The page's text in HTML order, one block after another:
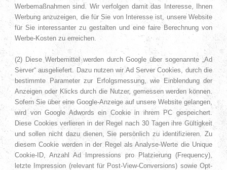
Werbemaßnahmen sind. Wir verfolgen damit das Interesse, Ihnen
Werbung anzuzeigen, die für Sie von Interesse ist, unsere Website
für Sie interessanter zu gestalten und eine faire Berechnung von
Werbe-Kosten zu erreichen.
(2) Diese Werbemittel werden durch Google über sogenannte „Ad
Server“ ausgeliefert. Dazu nutzen wir Ad Server Cookies, durch die
bestimmte Parameter zur Erfolgsmessung, wie Einblendung der
Anzeigen oder Klicks durch die Nutzer, gemessen werden können.
Sofern Sie über eine Google-Anzeige auf unsere Website gelangen,
wird von Google Adwords ein Cookie in ihrem PC gespeichert.
Diese Cookies verlieren in der Regel nach 30 Tagen ihre Gültigkeit
und sollen nicht dazu dienen, Sie persönlich zu identifizieren. Zu
diesem Cookie werden in der Regel als Analyse-Werte die Unique
Cookie-ID, Anzahl Ad Impressions pro Platzierung (Frequency),
letzte Impression (relevant für Post-View-Conversions) sowie Opt-